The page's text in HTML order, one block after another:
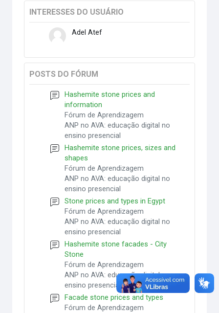
INTERESSES DO USUÁRIO
Adel Atef
POSTS DO FÓRUM
Hashemite stone prices and
information
Fórum de Aprendizagem
ANP no AVA: educação digital no
ensino presencial
Hashemite stone prices, sizes and
shapes
Fórum de Aprendizagem
ANP no AVA: educação digital no
ensino presencial
Stone prices and types in Egypt
Fórum de Aprendizagem
ANP no AVA: educação digital no
ensino presencial
Hashemite stone facades - City
Stone
Fórum de Aprendizagem
ANP no AVA: educação digital no
ensino presencial
Facade stone prices and types
Fórum de Aprendizagem